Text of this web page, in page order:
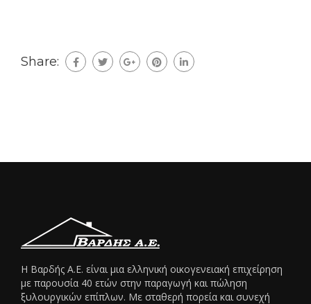
Share:
Η Βαρδής Α.Ε. είναι μια ελληνική οικογενειακή επιχείρηση
με παρουσία 40 ετών στην παραγωγή και πώληση
ξυλουργικών επίπλων. Με σταθερή πορεία και συνεχή